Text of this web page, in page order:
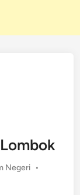
Negeri •